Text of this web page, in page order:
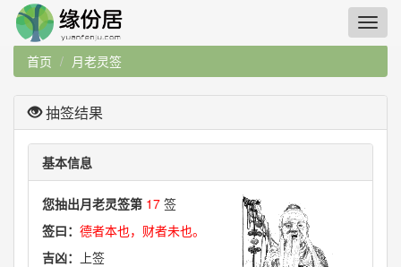
首页 月老灵签
抽签结果
基本信息
您抽出月老灵签第 17 签
签曰： 德者本也，财者未也。
吉凶：
上签